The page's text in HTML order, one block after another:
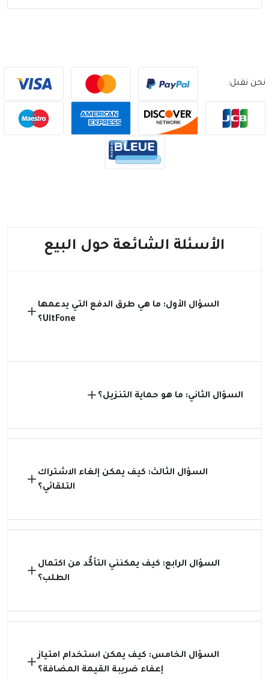
نحن نقبل:
الأسئلة الشائعة حول البيع
السؤال الأول: ما هي طرق الدفع التي يدعمها
UltFone؟
السؤال الثاني: ما هو حماية التنزيل؟
السؤال الثالث: كيف يمكن إلغاء الاشتراك
التلقائي؟
السؤال الرابع: كيف يمكنني التأكُّد من اكتمال
الطلب؟
السؤال الخامس: كيف يمكن استخدام امتياز
إعفاء ضريبة القيمة المضافة؟